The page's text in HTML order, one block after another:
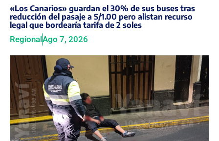
«Los Canarios» guardan el 30% de sus buses tras
reducción del pasaje a S/1.00 pero alistan recurso
legal que bordearía tarifa de 2 soles
Regional Ago 7, 2026